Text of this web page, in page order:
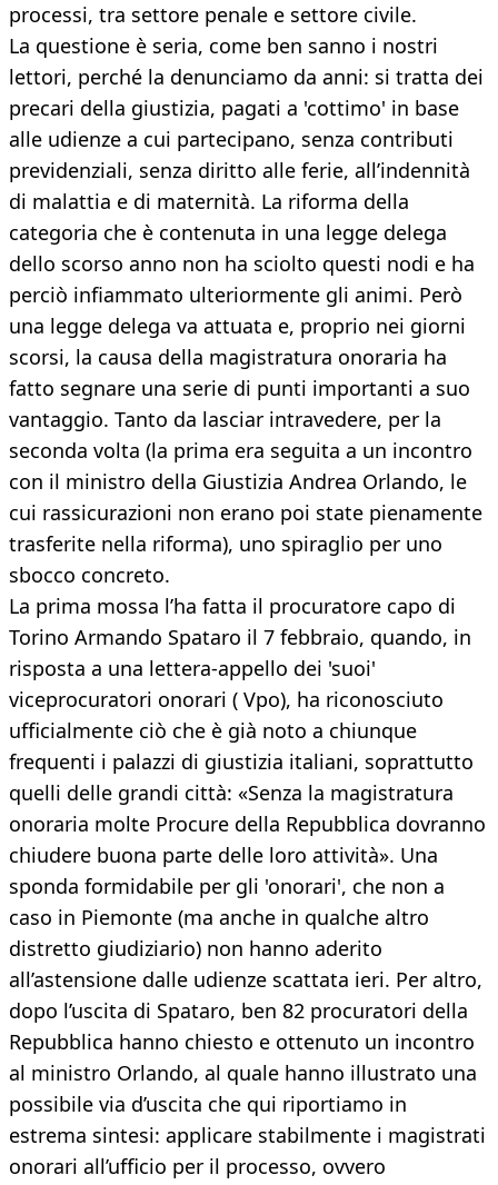
processi, tra settore penale e settore civile.
La questione è seria, come ben sanno i nostri
lettori, perché la denunciamo da anni: si tratta dei
precari della giustizia, pagati a 'cottimo' in base
alle udienze a cui partecipano, senza contributi
previdenziali, senza diritto alle ferie, all’indennità
di malattia e di maternità. La riforma della
categoria che è contenuta in una legge delega
dello scorso anno non ha sciolto questi nodi e ha
perciò infiammato ulteriormente gli animi. Però
una legge delega va attuata e, proprio nei giorni
scorsi, la causa della magistratura onoraria ha
fatto segnare una serie di punti importanti a suo
vantaggio. Tanto da lasciar intravedere, per la
seconda volta (la prima era seguita a un incontro
con il ministro della Giustizia Andrea Orlando, le
cui rassicurazioni non erano poi state pienamente
trasferite nella riforma), uno spiraglio per uno
sbocco concreto.
La prima mossa l’ha fatta il procuratore capo di
Torino Armando Spataro il 7 febbraio, quando, in
risposta a una lettera-appello dei 'suoi'
viceprocuratori onorari ( Vpo), ha riconosciuto
ufficialmente ciò che è già noto a chiunque
frequenti i palazzi di giustizia italiani, soprattutto
quelli delle grandi città: «Senza la magistratura
onoraria molte Procure della Repubblica dovranno
chiudere buona parte delle loro attività». Una
sponda formidabile per gli 'onorari', che non a
caso in Piemonte (ma anche in qualche altro
distretto giudiziario) non hanno aderito
all’astensione dalle udienze scattata ieri. Per altro,
dopo l’uscita di Spataro, ben 82 procuratori della
Repubblica hanno chiesto e ottenuto un incontro
al ministro Orlando, al quale hanno illustrato una
possibile via d’uscita che qui riportiamo in
estrema sintesi: applicare stabilmente i magistrati
onorari all’ufficio per il processo, ovvero